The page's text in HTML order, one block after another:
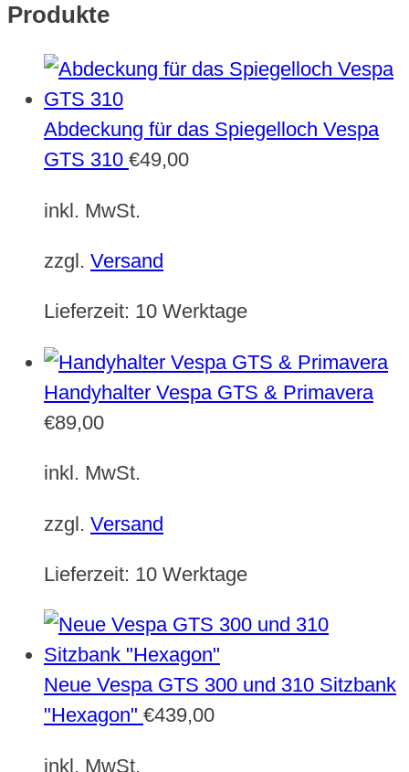
Produkte
Abdeckung für das Spiegelloch Vespa
GTS 310 €49,00
inkl. MwSt.
zzgl. Versand
Lieferzeit: 10 Werktage
Handyhalter Vespa GTS & Primavera
€89,00
inkl. MwSt.
zzgl. Versand
Lieferzeit: 10 Werktage
Neue Vespa GTS 300 und 310 Sitzbank
"Hexagon" €439,00
inkl. MwSt.